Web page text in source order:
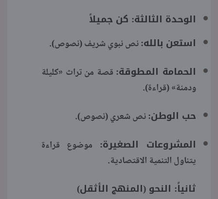
الوحدة الثالثة: كن جميلاً
استعن بالله:نص نبوي شريف (نصوص).
الحمامة المطوقة: قصة من تراث «كليلة
ودمنة» (قراءة).
حب الوطن:نص شعري (نصوص).
المشروعات الصغيرة: موضوع قراءة
يتناول التنمية الاقتصادية.
ثانياً: النحو (المنهج الأثقل)